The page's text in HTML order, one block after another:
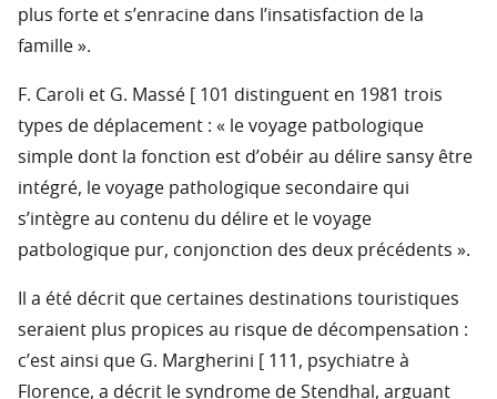
plus forte et s’enracine dans l’insatisfaction de la
famille ».
F. Caroli et G. Massé [ 101 distinguent en 1981 trois
types de déplacement : « le voyage patbologique
simple dont la fonction est d’obéir au délire sansy être
intégré, le voyage pathologique secondaire qui
s’intègre au contenu du délire et le voyage
patbologique pur, conjonction des deux précédents ».
Il a été décrit que certaines destinations touristiques
seraient plus propices au risque de décompensation :
c’est ainsi que G. Margherini [ 111, psychiatre à
Florence, a décrit le syndrome de Stendhal, arguant